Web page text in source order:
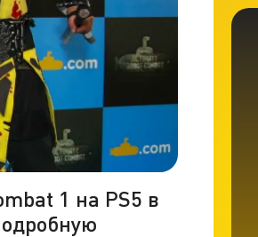
1 на PS5 в